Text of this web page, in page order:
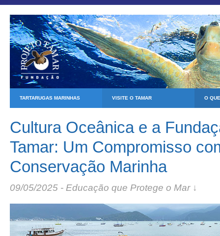
TARTARUGAS MARINHAS VISITE O TAMAR O
Cultura Oceânica e a
Tamar: Um Compromisso
Conservação Marinha
09/05/2025 - Educação que Protege o Mar ↓